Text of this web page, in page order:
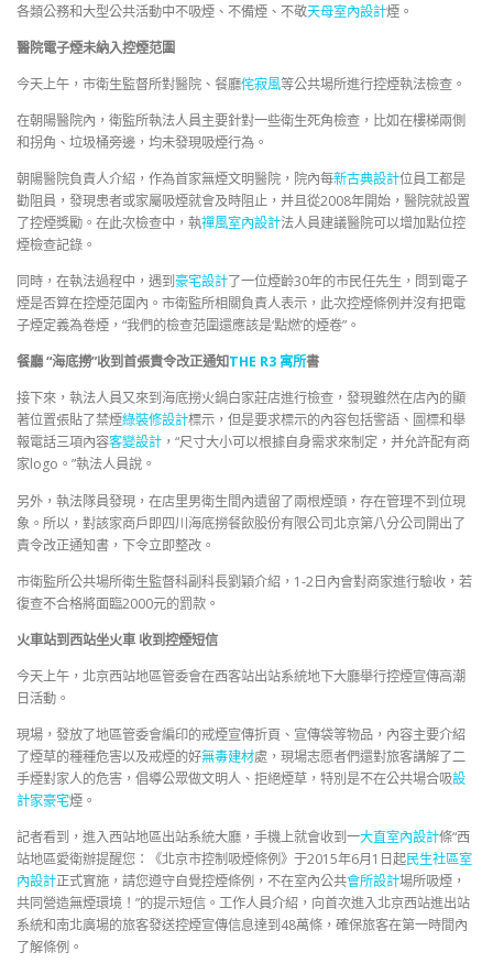
各類公務和大型公共活動中不吸煙、不備煙、不敬天母室內設計煙。
醫院電子煙未納入控煙范圍
今天上午，市衛生監督所對醫院、餐廳侘寂風等公共場所進行控煙執法檢查。
在朝陽醫院內，衛監所執法人員主要針對一些衛生死角檢查，比如在樓梯兩側
和拐角、垃圾桶旁邊，均未發現吸煙行為。
朝陽醫院負責人介紹，作為首家無煙文明醫院，院內每新古典設計位員工都是
勸阻員，發現患者或家屬吸煙就會及時阻止，并且從2008年開始，醫院就設置
了控煙獎勵。在此次檢查中，執禪風室內設計法人員建議醫院可以增加點位控
煙檢查記錄。
同時，在執法過程中，遇到豪宅設計了一位煙齡30年的市民任先生，問到電子
煙是否算在控煙范圍內。市衛監所相關負責人表示，此次控煙條例并沒有把電
子煙定義為卷煙，“我們的檢查范圍還應該是‘點燃’的煙卷”。
餐廳 “海底撈”收到首張責令改正通知THE R3 寓所書
接下來，執法人員又來到海底撈火鍋白家莊店進行檢查，發現雖然在店內的顯
著位置張貼了禁煙綠裝修設計標示，但是要求標示的內容包括警語、圖標和舉
報電話三項內容客變設計 ，“尺寸大小可以根據自身需求來制定，并允許配有商
家logo。”執法人員說。
另外，執法隊員發現，在店里男衛生間內遺留了兩根煙頭，存在管理不到位現
象。所以，對該家商戶即四川海底撈餐飲股份有限公司北京第八分公司開出了
責令改正通知書，下令立即整改。
市衛監所公共場所衛生監督科副科長劉穎介紹，1-2日內會對商家進行驗收，若
復查不合格將面臨2000元的罰款。
火車站到西站坐火車 收到控煙短信
今天上午，北京西站地區管委會在西客站出站系統地下大廳舉行控煙宣傳高潮
日活動。
現場，發放了地區管委會編印的戒煙宣傳折頁、宣傳袋等物品，內容主要介紹
了煙草的種種危害以及戒煙的好無毒建材處，現場志愿者們還對旅客講解了二
手煙對家人的危害，倡導公眾做文明人、拒絕煙草，特別是不在公共場合吸設
計家豪宅煙。
記者看到，進入西站地區出站系統大廳，手機上就會收到一大直室內設計條“西
站地區愛衛辦提醒您：《北京市控制吸煙條例》于2015年6月1日起民生社區室
內設計正式實施，請您遵守自覺控煙條例，不在室內公共會所設計場所吸煙，
共同營造無煙環境！”的提示短信。工作人員介紹，向首次進入北京西站進出站
系統和南北廣場的旅客發送控煙宣傳信息達到48萬條，確保旅客在第一時間內
了解條例。